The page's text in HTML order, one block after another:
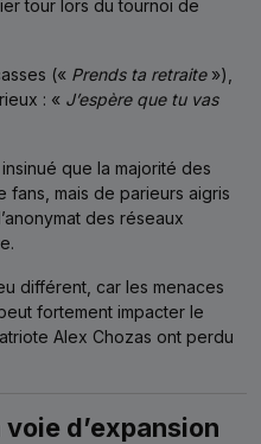
tour lors du tournoi de
(« Prends ta retraite»),
: « J’espère que tu vas
que la majorité des
fans, mais de parieurs aigris
des réseaux
différent, car les menaces
fortement impacter le
Alex Chozas ont perdu
d’expansion